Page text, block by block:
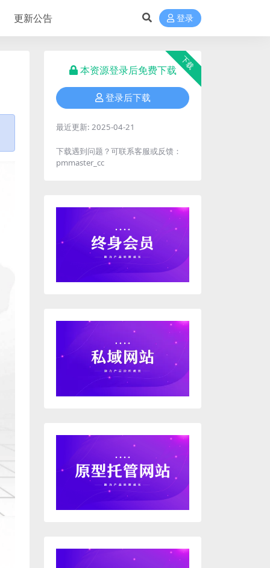
更新公告 登录
下载
本资源登录后免费下载
登录后下载
最近更新: 2025-04-21
下载遇到问题？可联系客服或反馈：
pmmaster_cc